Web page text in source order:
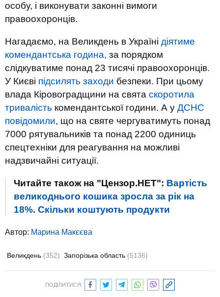
особу, і виконувати законні вимоги
правоохоронців.
Нагадаємо, на Великдень в Україні діятиме
комендантська година, за порядком
слідкуватиме понад 23 тисячі правоохоронців.
У Києві підсилять заходи безпеки. При цьому
влада Кіровоградщини на свята скоротила
тривалість комендантської години. А у ДСНС
повідомили, що на святе чергуватимуть понад
7000 рятувальників та понад 2200 одиниць
спецтехніки для реагування на можливі
надзвичайні ситуації.
Читайте також на "Цензор.НЕТ": Вартість
великоднього кошика зросла за рік на
18%. Скільки коштують продукти
Автор: Марина Макєєва
Великдень (352) Запорізька область (5136)
ПОДІЛИТИСЯ: